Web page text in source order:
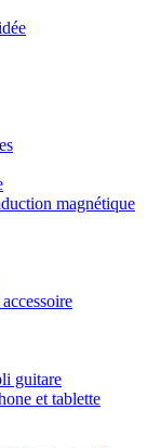
magnétique
guitare
et tablette